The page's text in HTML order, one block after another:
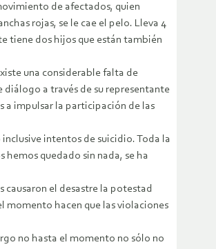
de afectados, quien
rojas, se le cae el pelo. Lleva 4
tiene dos hijos que están también
una considerable falta de
diálogo a través de su representante
a impulsar la participación de las
intentos de suicidio. Toda la
quedado sin nada, se ha
causaron el desastre la potestad
momento hacen que las violaciones
no hasta el momento no sólo no